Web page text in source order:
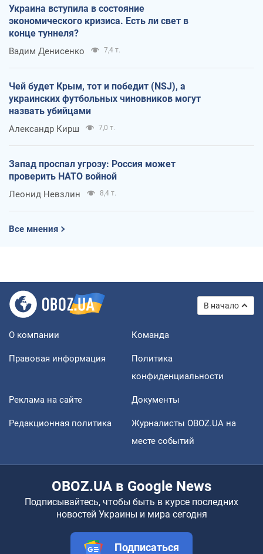
Украина вступила в состояние
экономического кризиса. Есть ли свет в
конце туннеля?
Вадим Денисенко 7,4 т.
Чей будет Крым, тот и победит (NSJ), а
украинских футбольных чиновников могут
назвать убийцами
Александр Кирш 7,0 т.
Запад проспал угрозу: Россия может
проверить НАТО войной
Леонид Невзлин 8,4 т.
Все мнения
В начало
О компании Команда
Правовая информация
Политика
конфиденциальности
Реклама на сайте Документы
Редакционная политика
Журналисты OBOZ.UA на
месте событий
OBOZ.UA в Google News
Подписывайтесь, чтобы быть в курсе последних
новостей Украины и мира сегодня
Подписаться